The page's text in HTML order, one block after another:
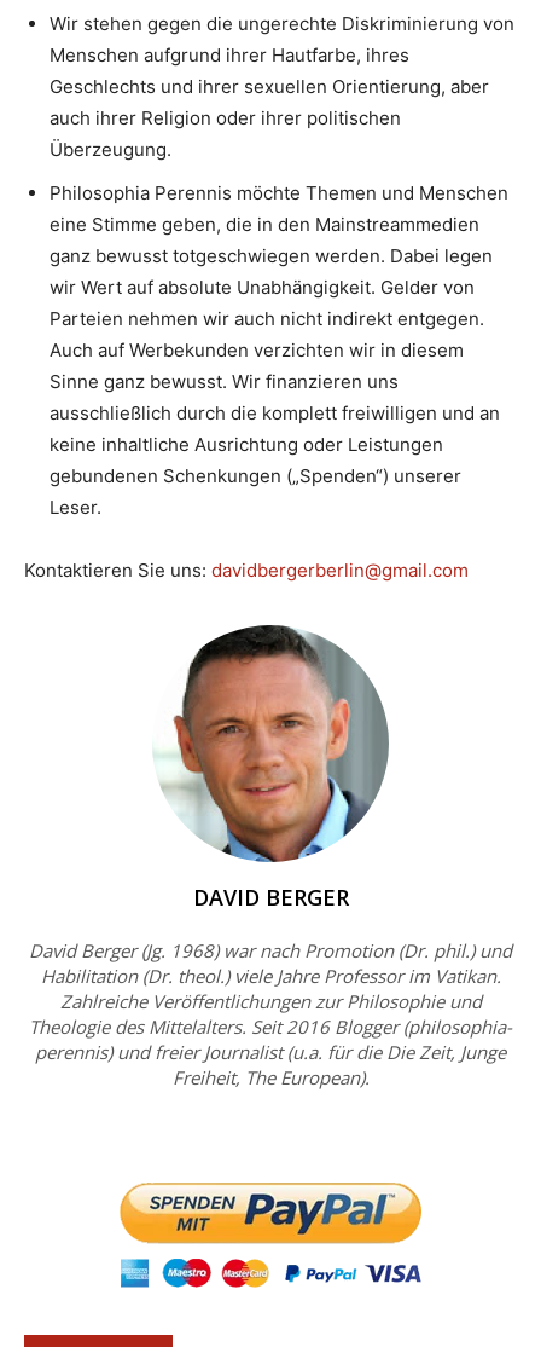
Wir stehen gegen die ungerechte Diskriminierung von
Menschen aufgrund ihrer Hautfarbe, ihres
Geschlechts und ihrer sexuellen Orientierung, aber
auch ihrer Religion oder ihrer politischen
Überzeugung.
Philosophia Perennis möchte Themen und Menschen
eine Stimme geben, die in den Mainstreammedien
ganz bewusst totgeschwiegen werden. Dabei legen
wir Wert auf absolute Unabhängigkeit. Gelder von
Parteien nehmen wir auch nicht indirekt entgegen.
Auch auf Werbekunden verzichten wir in diesem
Sinne ganz bewusst. Wir finanzieren uns
ausschließlich durch die komplett freiwilligen und an
keine inhaltliche Ausrichtung oder Leistungen
gebundenen Schenkungen („Spenden“) unserer
Leser.
Kontaktieren Sie uns: davidbergerberlin@gmail.com
DAVID BERGER
David Berger (Jg. 1968) war nach Promotion (Dr. phil.) und
Habilitation (Dr. theol.) viele Jahre Professor im Vatikan.
Zahlreiche Veröffentlichungen zur Philosophie und
Theologie des Mittelalters. Seit 2016 Blogger (philosophia-
perennis) und freier Journalist (u.a. für die Die Zeit, Junge
Freiheit, The European).